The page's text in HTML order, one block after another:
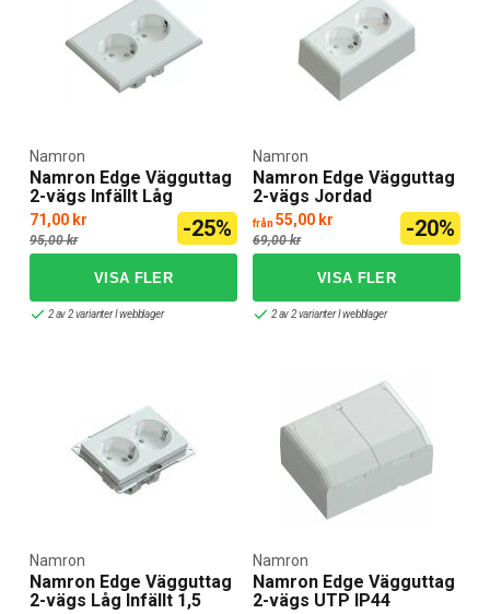
Namron Edge Vägguttag
2-vägs Infällt Låg
Namron
71,00 kr
95,00 kr -25%
2 av 2 varianter I webblager
Namron Edge Vägguttag
2-vägs Jordad
Namron
från55,00 kr
69,00 kr -20%
2 av 2 varianter I webblager
Namron Edge Vägguttag
2-vägs Låg Infällt 1,5
Namron
Namron Edge Vägguttag
2-vägs UTP IP44
Namron